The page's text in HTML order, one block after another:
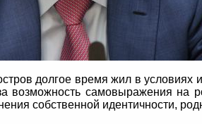
долгое время жил в условиях
возможность самовыражения на
собственной идентичности,